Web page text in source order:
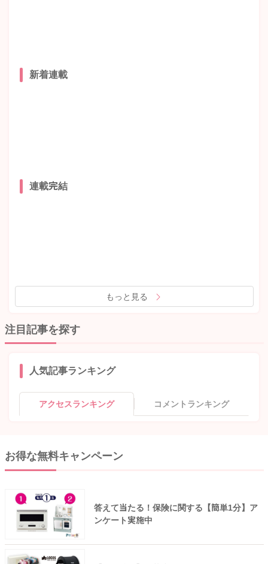
新着連載
連載完結
もっと見る
注目記事を探す
人気記事ランキング
アクセスランキング コメントランキング
お得な無料キャンペーン
答えて当たる！保険に関する【簡単1分】ア
ンケート実施中